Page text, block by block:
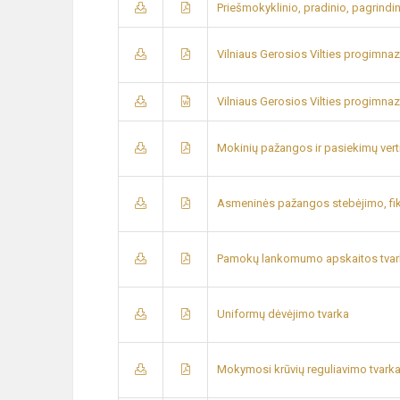
Priešmokyklinio, pradinio,
Vilniaus Gerosios Vilties
Vilniaus Gerosios Vilties
Mokinių pažangos ir pasiekimų
Asmeninės pažangos stebėjimo,
Pamokų lankomumo apskaitos
Uniformų dėvėjimo tvarka
Mokymosi krūvių reguliavimo tvarka